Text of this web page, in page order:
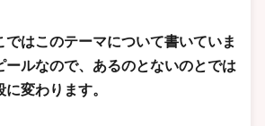
ではこのテーマについて書いていま
ールなので、あるのとないのとでは
変わります。